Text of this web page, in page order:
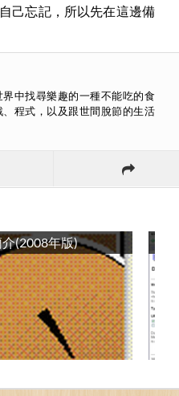
己忘記，所以先在這邊備
中找尋樂趣的一種不能吃的食
程式，以及跟世間脫節的生活